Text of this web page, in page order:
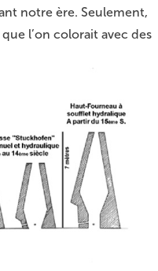
notre ère. Seulement,
l’on colorait avec des